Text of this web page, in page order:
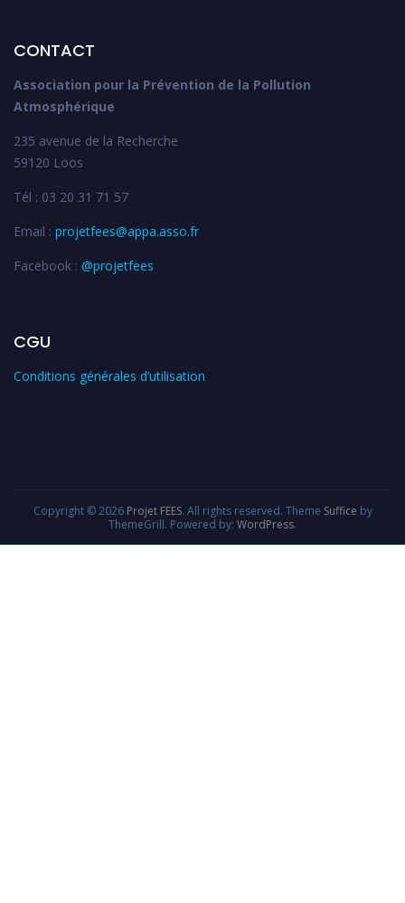
CONTACT
Association pour la Prévention de la Pollution
Atmosphérique
235 avenue de la Recherche
59120 Loos
Tél : 03 20 31 71 57
Email : projetfees@appa.asso.fr
Facebook : @projetfees
CGU
Conditions générales d’utilisation
Copyright © 2026 Projet FEES. All rights reserved. Theme Suffice by
ThemeGrill. Powered by: WordPress.